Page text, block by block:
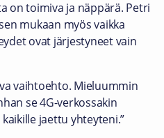
on toimiva ja näppärä. Petri
mukaan myös vaikka
ovat järjestyneet vain
vaihtoehto. Mieluummin
se 4G-verkossakin
jaettu yhteyteni.”